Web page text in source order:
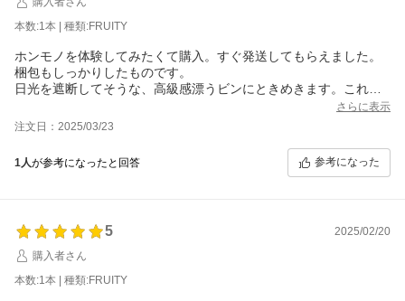
本数:1本 | 種類:FRUITY
ホンモノを体験してみたくて購入。すぐ発送してもらえました。
梱包もしっかりしたものです。
日光を遮断してそうな、高級感漂うビンにときめきます。これで
美肌ゲットやで！とウキウキでスプーン一杯ほどテイスティン
グ。雑味がなくとても爽やか。普段使っているものとは全然違っ
と思いました。サラダやパンにとてもよく合いそうです。スパイ
シーも試したい！
さらに表示
注文日：2025/03/23
1人が参考になったと回答 参考になった
5
2025/02/20
購入者さん
本数:1本 | 種類:FRUITY